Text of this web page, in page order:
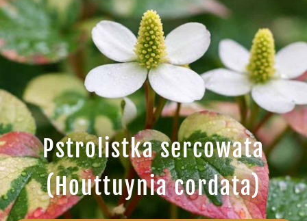
Pstrolistka sercowata
(Houttuynia cordata)